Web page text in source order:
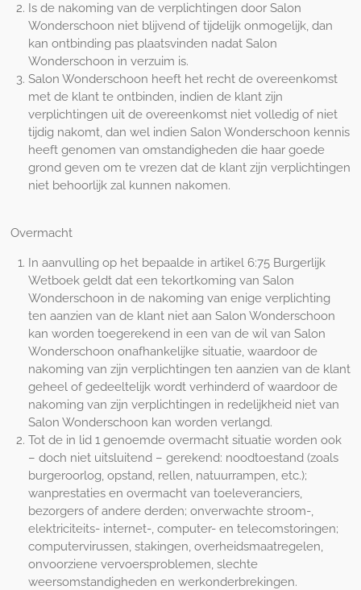
Is de nakoming van de verplichtingen door Salon
Wonderschoon niet blijvend of tijdelijk onmogelijk, dan
kan ontbinding pas plaatsvinden nadat Salon
Wonderschoon in verzuim is.
Salon Wonderschoon heeft het recht de overeenkomst
met de klant te ontbinden, indien de klant zijn
verplichtingen uit de overeenkomst niet volledig of niet
tijdig nakomt, dan wel indien Salon Wonderschoon kennis
heeft genomen van omstandigheden die haar goede
grond geven om te vrezen dat de klant zijn verplichtingen
niet behoorlijk zal kunnen nakomen.
Overmacht
In aanvulling op het bepaalde in artikel 6:75 Burgerlijk
Wetboek geldt dat een tekortkoming van Salon
Wonderschoon in de nakoming van enige verplichting
ten aanzien van de klant niet aan Salon Wonderschoon
kan worden toegerekend in een van de wil van Salon
Wonderschoon onafhankelijke situatie, waardoor de
nakoming van zijn verplichtingen ten aanzien van de klant
geheel of gedeeltelijk wordt verhinderd of waardoor de
nakoming van zijn verplichtingen in redelijkheid niet van
Salon Wonderschoon kan worden verlangd.
Tot de in lid 1 genoemde overmacht situatie worden ook
– doch niet uitsluitend – gerekend: noodtoestand (zoals
burgeroorlog, opstand, rellen, natuurrampen, etc.);
wanprestaties en overmacht van toeleveranciers,
bezorgers of andere derden; onverwachte stroom-,
elektriciteits- internet-, computer- en telecomstoringen;
computervirussen, stakingen, overheidsmaatregelen,
onvoorziene vervoersproblemen, slechte
weersomstandigheden en werkonderbrekingen.